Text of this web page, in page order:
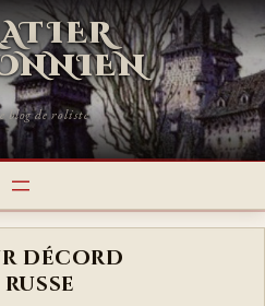
blog de roliste
décord